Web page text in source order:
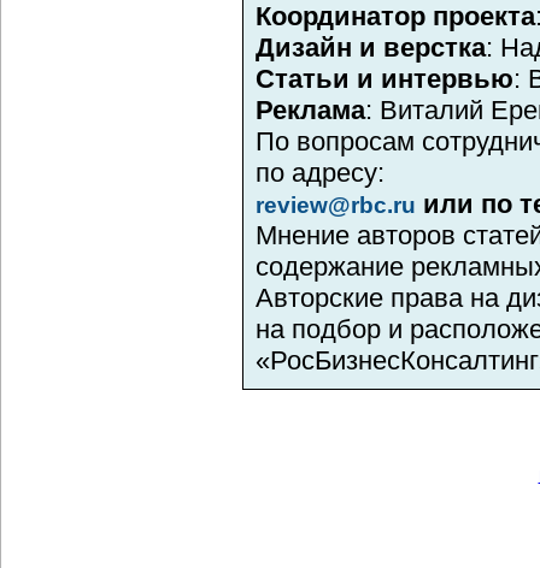
Координатор проекта
Дизайн и верстка:
Статьи и интервью:
Реклама: Виталий
По вопросам
по адресу:
review@rbc.ru или по
Мнение авторов
содержание
Авторские права на
на подбор и